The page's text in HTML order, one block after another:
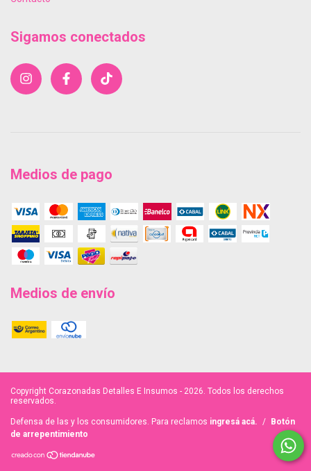
Sigamos conectados
Medios de pago
Medios de envío
Copyright Corazonadas Detalles E Insumos - 2026. Todos los derechos
reservados.
Defensa de las y los consumidores. Para reclamos ingresá acá. /
Botón
de arrepentimiento